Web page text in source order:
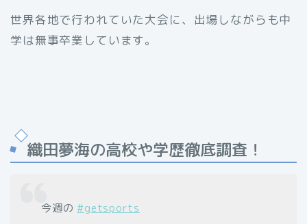
世界各地で行われていた大会に、出場しながらも中
学は無事卒業しています。
織田夢海の高校や学歴徹底調査！
今週の #getsports